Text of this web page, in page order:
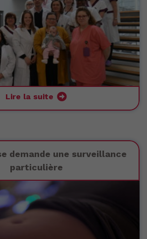
Lire la suite
demande une surveillance
particulière